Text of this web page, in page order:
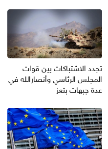
تجدد الاشتباكات بين قوات
المجلس الرئاسي وأنصارالله في
عدة جبهات بتعز